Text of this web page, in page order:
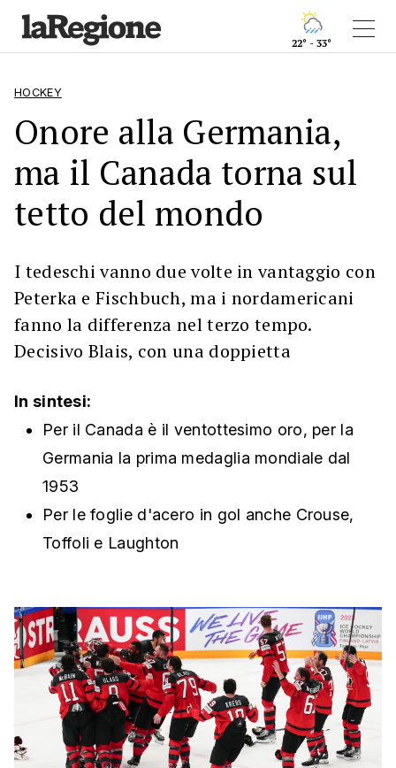
22° - 33°
HOCKEY
Onore alla Germania,
ma il Canada torna sul
tetto del mondo
I tedeschi vanno due volte in vantaggio con
Peterka e Fischbuch, ma i nordamericani
fanno la differenza nel terzo tempo.
Decisivo Blais, con una doppietta
In sintesi:
Per il Canada è il ventottesimo oro, per la
Germania la prima medaglia mondiale dal
1953
Per le foglie d'acero in gol anche Crouse,
Toffoli e Laughton